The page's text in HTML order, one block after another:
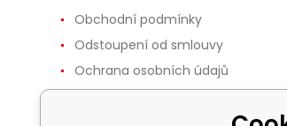
Obchodní podmínky
Odstoupení od smlouvy
Ochrana osobních údajů
Reklamace a vrácení zboží